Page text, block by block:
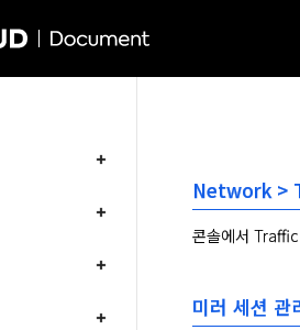
Network >
콘솔에서
미러 세션 관